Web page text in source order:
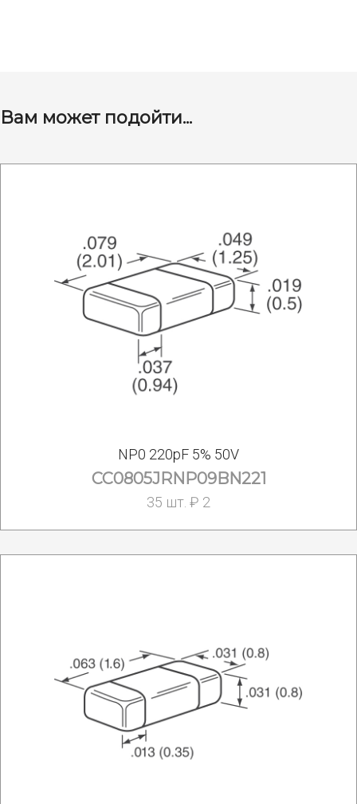
Вам может подойти...
NP0 220pF 5% 50V
CC0805JRNP09BN221
35 шт. ₽ 2